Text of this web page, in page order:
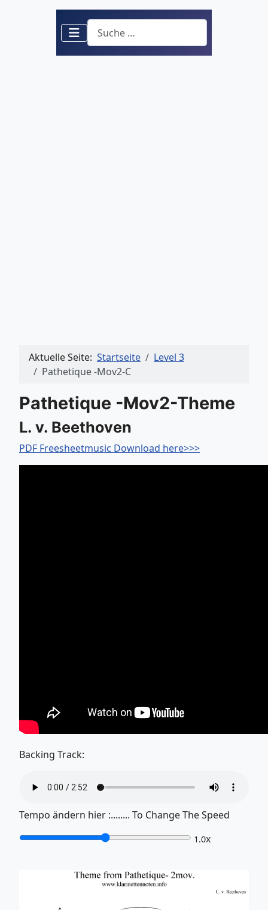
Suchen
Aktuelle Seite: Startseite
Level 3
Pathetique -Mov2-C
Pathetique -Mov2-Theme
L. v. Beethoven
PDF Freesheetmusic Download here>>>
Backing Track:
Tempo ändern hier :........ To Change The Speed
1.0x